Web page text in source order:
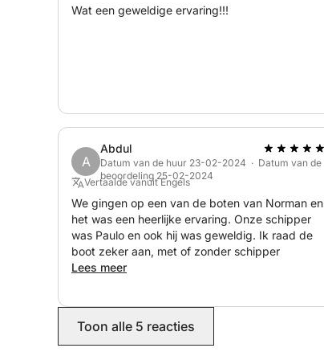
Wat een geweldige ervaring!!!
A
Abdul
Datum van de huur 23-02-2024 · Datum van de
beoordeling 25-02-2024
Vertaalde vanuit Engels
We gingen op een van de boten van Norman en
het was een heerlijke ervaring. Onze schipper
was Paulo en ook hij was geweldig. Ik raad de
boot zeker aan, met of zonder schipper
Lees meer
Toon alle 5 reacties